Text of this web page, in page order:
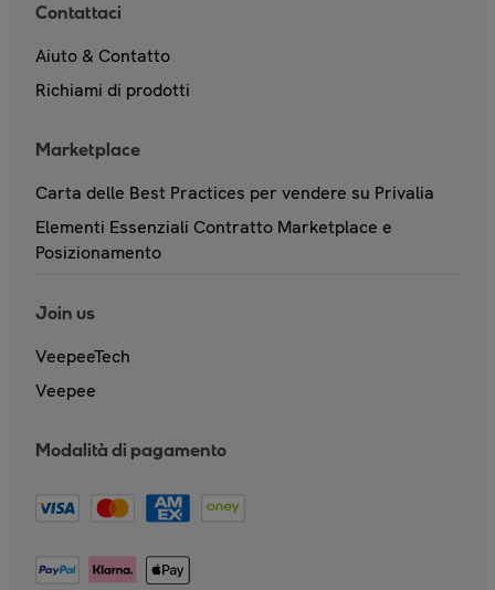
Contattaci
Aiuto & Contatto
Richiami di prodotti
Marketplace
Carta delle Best Practices per vendere su Privalia
Elementi Essenziali Contratto Marketplace e
Posizionamento
Join us
VeepeeTech
Veepee
Modalità di pagamento